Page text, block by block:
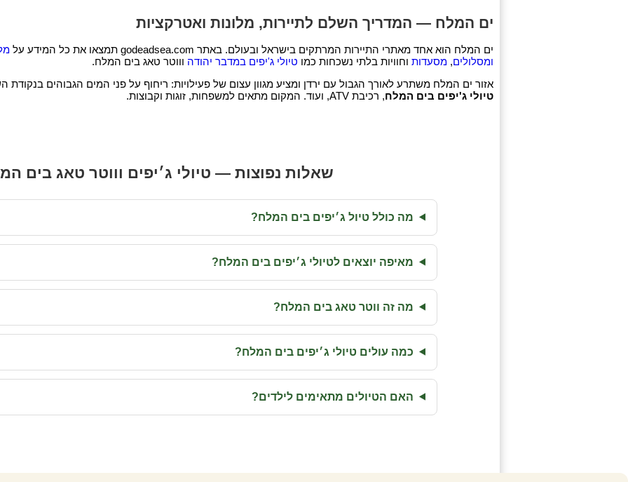
ים המלח — המדריך השלם לתיירות, מלונות ואטרקציות
ים המלח הוא אחד מאתרי התיירות המרתקים בישראל ובעולם. באתר godeadsea.com תמצאו את כל המידע על
ומסלולים, מסעדות וחוויות בלתי נשכחות כמו טיולי ג'יפים במדבר יהודה וווטר טאג בים המלח.
אזור ים המלח משתרע לאורך הגבול עם ירדן ומציע מגוון עצום של פעילויות: ריחוף על פני המים הגבוהים בנקודת
טיולי ג'יפים בים המלח, רכיבת ATV, ועוד. המקום מתאים למשפחות, זוגות וקבוצות.
שאלות נפוצות — טיולי ג׳יפים וווטר טאג בים
מה כולל טיול ג׳יפים בים המלח?
מאיפה יוצאים לטיולי ג׳יפים בים המלח?
מה זה ווטר טאג בים המלח?
כמה עולים טיולי ג׳יפים בים המלח?
האם הטיולים מתאימים לילדים?